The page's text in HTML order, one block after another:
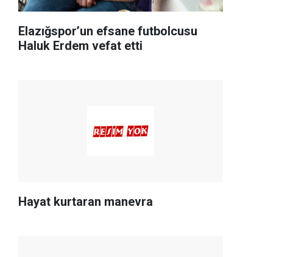
Elazığspor’un efsane futbolcusu
Haluk Erdem vefat etti
Hayat kurtaran manevra